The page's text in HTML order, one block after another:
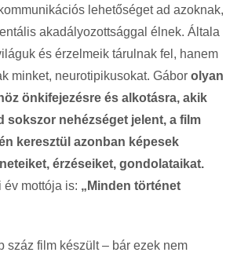
lehetőséget ad azoknak,
akadályozottsággal élnek. Általa
és érzelmeik tárulnak fel, hanem
minket, neurotipikusokat. Gábor olyan
önkifejezésre és alkotásra, akik
sokszor nehézséget jelent, a film
keresztül azonban képesek
érzéseiket, gondolataikat.
év mottója is: „Minden történet
száz film készült – bár ezek nem